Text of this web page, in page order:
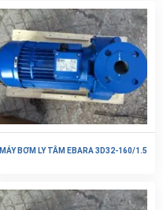
MÁY BƠM LY TÂM EBARA 3D32-160/1.5